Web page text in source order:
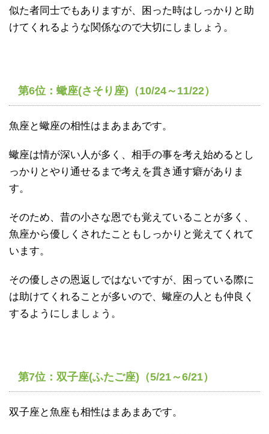
似た者同士でもありますが、困った時はしっかりと助
けてくれるような関係なので大切にしましょう。
第6位：蠍座(さそり座)（10/24～11/22）
魚座と蠍座の相性はまあまあです。
蠍座は情が深い人が多く、相手の事を考え始めるとし
っかりとやり通せるまで考えを貫き通す癖がありま
す。
そのため、昔の小さな恩でも覚えていることが多く、
魚座から優しくされたこともしっかりと覚えてくれて
います。
その優しさの恩返しではないですが、困っている際に
は助けてくれることが多いので、蠍座の人とも仲良く
するようにしましょう。
第7位：双子座(ふたご座)（5/21～6/21）
双子座と魚座も相性はまあまあです。